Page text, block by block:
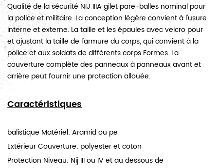
Qualité de la sécurité NIJ IIIA gilet pare-balles nominal pour
la police et militaire. La conception légère convient à l'usure
interne et externe. La taille et les épaules avec velcro pour
et ajustant la taille de l'armure du corps, qui convient à la
police et aux soldats de différents corps Formes. La
couverture complète des panneaux à panneaux avant et
arrière peut fournir une protection allouée.
Caractéristiques
balistique Matériel: Aramid ou pe
Extérieur Couverture: polyester et coton
Protection Niveau: Nij III ou IV et au dessous de